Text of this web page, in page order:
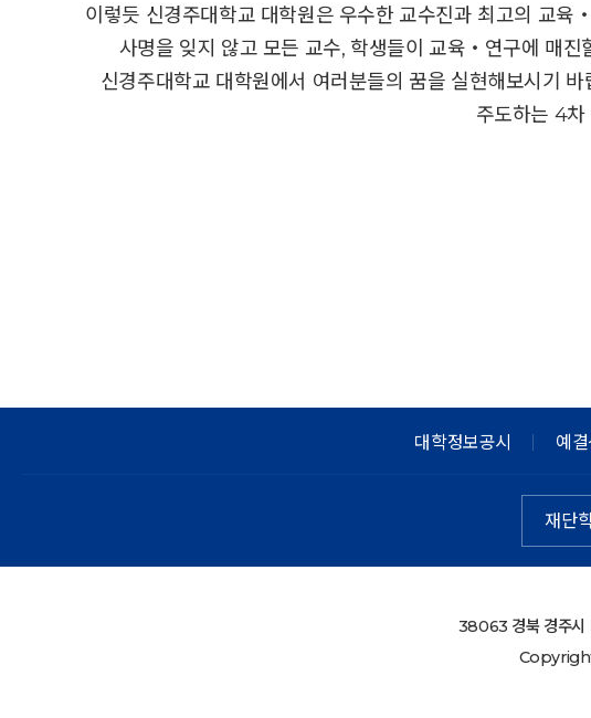
이렇듯 신경주대학교 대학원은 우수한 교수진과 최고의 교
사명을 잊지 않고 모든 교수, 학생들이 교육‧연구에 매진
신경주대학교 대학원에서 여러분들의 꿈을 실현해보시기
주도하는 4차
대학정보공시 예
재단
38063 경북 경주